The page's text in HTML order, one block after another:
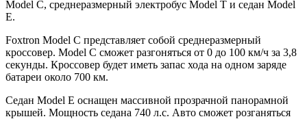
Model C, среднеразмерный электробус Model Т и седан Model
Е.
Foxtron Model C представляет собой среднеразмерный
кроссовер. Model C сможет разгоняться от 0 до 100 км/ч за 3,8
секунды. Кроссовер будет иметь запас хода на одном заряде
батареи около 700 км.
Седан Model E оснащен массивной прозрачной панорамной
крышей. Мощность седана 740 л.с. Авто сможет розганяться